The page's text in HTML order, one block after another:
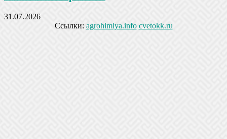
31.07.2026
Ссылки: agrohimiya.info cvetokk.ru